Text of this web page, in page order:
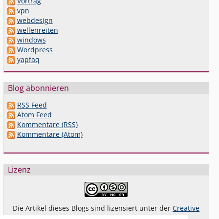
vpn
webdesign
wellenreiten
windows
Wordpress
yapfaq
Blog abonnieren
RSS Feed
Atom Feed
Kommentare (RSS)
Kommentare (Atom)
Lizenz
Die Artikel dieses Blogs sind lizensiert unter derCreative